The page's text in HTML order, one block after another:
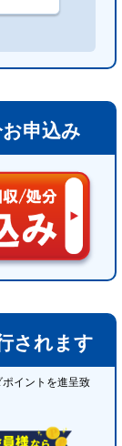
申込み
されます
イントを進呈致